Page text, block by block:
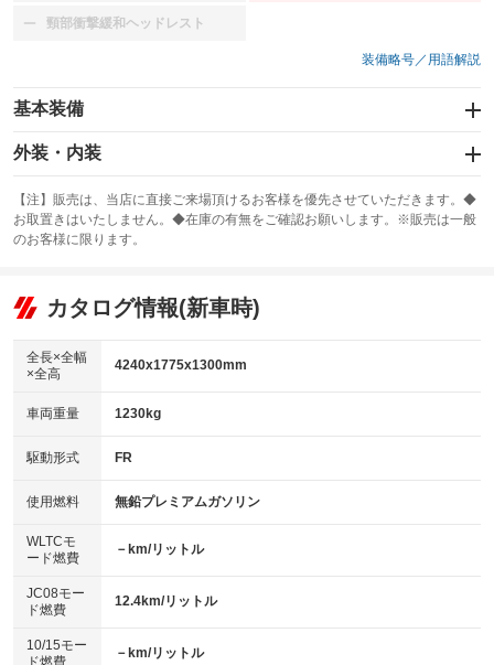
頸部衝撃緩和ヘッドレスト
：装備なし
装備略号／用語解説
基本装備
エアバッグ：運転席/助手席/サイド
：装備あり
：装備なし
サンルーフ
：装備なし ABS
リフトアップ
：装備なし
：装備なし
パワーウィンドウ
アイドリングストップ
：装備なし
USB入力端子
：装備あり
100V電源
：装備なし
センターデフロック
：装備なし
電動格納ミラー
：装備あり
外装・内装
カーナビ：メモリーナビ他
：装備あり
TV：フルセグ
：装備あり
ビジュアル：-／DVD再生
：装備あり
：装備あり
革シート
キーレス
HID(キセノンライト)
：装備あり
バックカメラ
：装備なし
エアロ
：装備なし
：装備あり
パワーシート
ベンチシート
【注】販売は、当店に直接ご来場頂けるお客様を優先させていただきます。◆
お取置きはいたしません。◆在庫の有無をご確認お願いします。※販売は一般
のお客様に限ります。
カタログ情報(新車時)
全長×全幅
×全高
4240x1775x1300mm
車両重量 1230kg
駆動形式 FR
使用燃料 無鉛プレミアムガソリン
WLTCモ
ード燃費
－km/リットル
JC08モー
ド燃費
12.4km/リットル
10/15モー
ド燃費
－km/リットル